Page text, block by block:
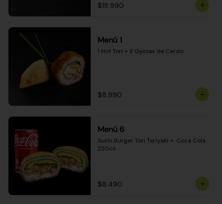
$18.990
Menú 1
1 Hot Tori + 3 Gyozas de Cerdo
$8.990
Menú 6
Sushi Burger Tori Teriyaki +  Coca Cola
220cc
$8.490